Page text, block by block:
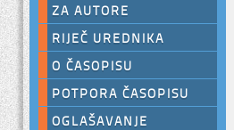
ZA AUTORE
RIJEČ UREDNIKA
O ČASOPISU
POTPORA ČASOPISU
OGLAŠAVANJE